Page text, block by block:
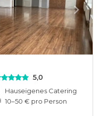
5,0
Hauseigenes Catering
10–50 € pro Person